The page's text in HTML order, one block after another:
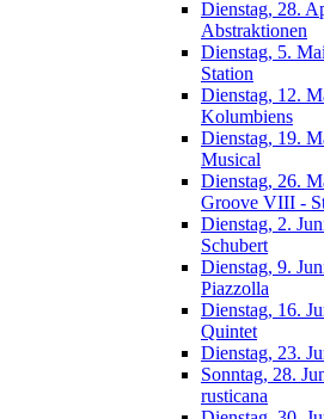
Dienstag, 28.
Abstraktionen
Dienstag, 5.
Station
Dienstag, 12.
Kolumbiens
Dienstag, 19.
Musical
Dienstag, 26.
Groove VIII -
Dienstag, 2.
Schubert
Dienstag, 9.
Piazzolla
Dienstag, 16.
Quintet
Dienstag, 23.
Sonntag, 28.
rusticana